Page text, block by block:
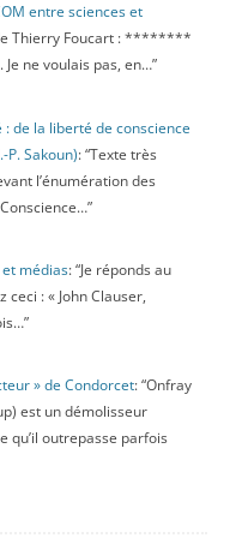
Revue
s’appuie sur une «
des sphères du vrai,
le monde antique et
puisse parler de
sur l’émergence
de l’autonomie des
du religieux. Une
n’est plus fixé à une
ce qui est une
le moment laïque
la coexistence des
que l’auteur propose
à la question de la
sur l’idée d’un modèle
lisant cette
entre sciences et
Thierry Foucart : ********
ne voulais pas, en…”
de la liberté de conscience
Sakoun): “Texte très
l’énumération des
”
et médias: “Je réponds au
: « John Clauser,
”
» de Condorcet: “Onfray
est un démolisseur
qu’il outrepasse parfois